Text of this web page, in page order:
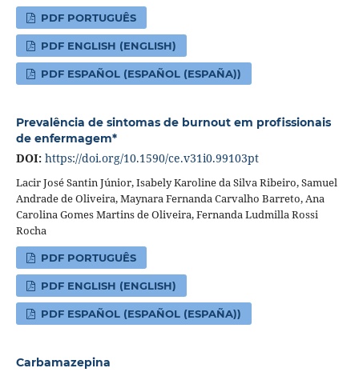
PDF PORTUGUÊS
PDF ENGLISH (ENGLISH)
PDF ESPAÑOL (ESPAÑOL (ESPAÑA))
Prevalência de sintomas de burnout em profissionais
de enfermagem*
DOI: https://doi.org/10.1590/ce.v31i0.99103pt
Lacir José Santin Júnior, Isabely Karoline da Silva Ribeiro, Samuel
Andrade de Oliveira, Maynara Fernanda Carvalho Barreto, Ana
Carolina Gomes Martins de Oliveira, Fernanda Ludmilla Rossi
Rocha
PDF PORTUGUÊS
PDF ENGLISH (ENGLISH)
PDF ESPAÑOL (ESPAÑOL (ESPAÑA))
Carbamazepina